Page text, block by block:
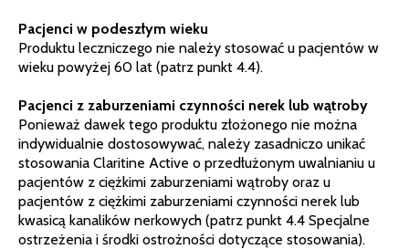
Pacjenci w podeszłym wieku
Produktu leczniczego nie należy stosować u pacjentów w
wieku powyżej 60 lat (patrz punkt 4.4).
Pacjenci z zaburzeniami czynności nerek lub wątroby
Ponieważ dawek tego produktu złożonego nie można
indywidualnie dostosowywać, należy zasadniczo unikać
stosowania Claritine Active o przedłużonym uwalnianiu u
pacjentów z ciężkimi zaburzeniami wątroby oraz u
pacjentów z ciężkimi zaburzeniami czynności nerek lub
kwasicą kanalików nerkowych (patrz punkt 4.4 Specjalne
ostrzeżenia i środki ostrożności dotyczące stosowania).